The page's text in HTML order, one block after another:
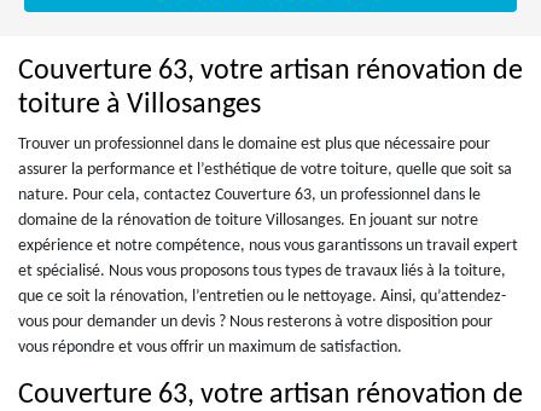
Couverture 63, votre artisan rénovation de
toiture à Villosanges
Trouver un professionnel dans le domaine est plus que nécessaire pour
assurer la performance et l’esthétique de votre toiture, quelle que soit sa
nature. Pour cela, contactez Couverture 63, un professionnel dans le
domaine de la rénovation de toiture Villosanges. En jouant sur notre
expérience et notre compétence, nous vous garantissons un travail expert
et spécialisé. Nous vous proposons tous types de travaux liés à la toiture,
que ce soit la rénovation, l’entretien ou le nettoyage. Ainsi, qu’attendez-
vous pour demander un devis ? Nous resterons à votre disposition pour
vous répondre et vous offrir un maximum de satisfaction.
Couverture 63, votre artisan rénovation de